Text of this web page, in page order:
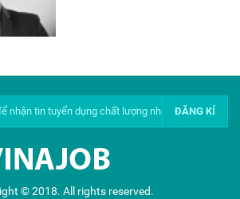
© 2018. All rights reserved.